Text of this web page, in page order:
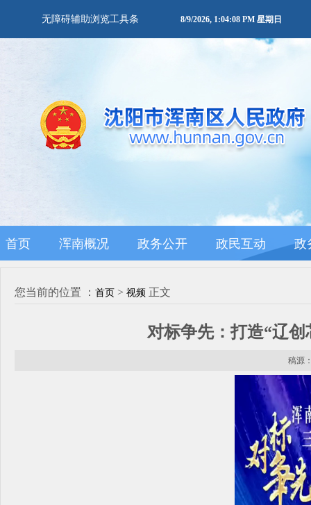
无障碍辅助浏览工具条 8/9/2026, 1:04:08 PM 星期日
首页 浑南概况 政务公开 政民互动 政
您当前的位置 ： 首页 > 视频 正文
对标争先：打造“辽
稿源